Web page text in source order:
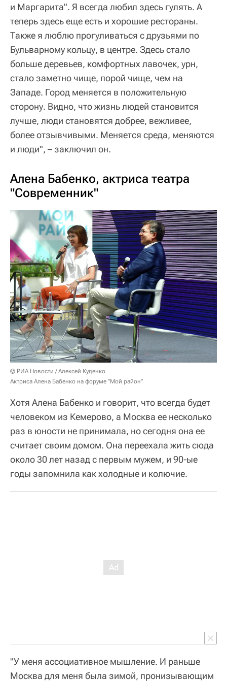
и Маргарита". Я всегда любил здесь гулять. А
теперь здесь еще есть и хорошие рестораны.
Также я люблю прогуливаться с друзьями по
Бульварному кольцу, в центре. Здесь стало
больше деревьев, комфортных лавочек, урн,
стало заметно чище, порой чище, чем на
Западе. Город меняется в положительную
сторону. Видно, что жизнь людей становится
лучше, люди становятся добрее, вежливее,
более отзывчивыми. Меняется среда, меняются
и люди", – заключил он.
Алена Бабенко, актриса театра
"Современник"
© РИА Новости / Алексей Куденко
Актриса Алена Бабенко на форуме "Мой район"
Хотя Алена Бабенко и говорит, что всегда будет
человеком из Кемерово, а Москва ее несколько
раз в юности не принимала, но сегодня она ее
считает своим домом. Она переехала жить сюда
около 30 лет назад с первым мужем, и 90-ые
годы запомнила как холодные и колючие.
"У меня ассоциативное мышление. И раньше
Москва для меня была зимой, пронизывающим